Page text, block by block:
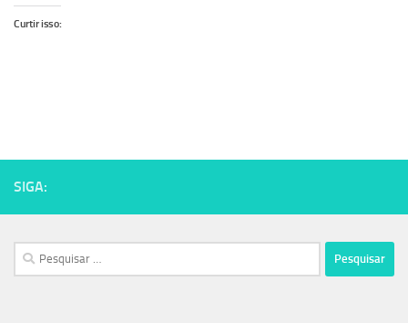
Curtir isso:
SIGA:
Pesquisar
por: